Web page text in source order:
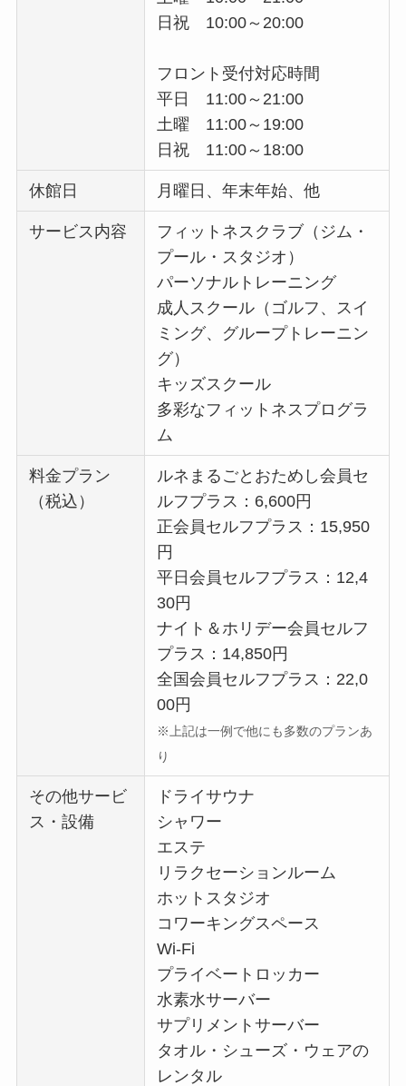
日祝 10:00～20:00
フロント受付対応時間
平日 11:00～21:00
土曜 11:00～19:00
日祝 11:00～18:00
休館日 月曜日、年末年始、他
サービス内容
フィットネスクラブ（ジム・
プール・スタジオ）
パーソナルトレーニング
成人スクール（ゴルフ、スイ
ミング、グループトレーニン
グ）
キッズスクール
多彩なフィットネスプログラ
ム
料金プラン
（税込）
ルネまるごとおためし会員セ
ルフプラス：6,600円
正会員セルフプラス：15,950
円
平日会員セルフプラス：12,4
30円
ナイト＆ホリデー会員セルフ
プラス：14,850円
全国会員セルフプラス：22,0
00円
※上記は一例で他にも多数のプランあ
り
その他サービ
ス・設備
ドライサウナ
シャワー
エステ
リラクセーションルーム
ホットスタジオ
コワーキングスペース
Wi-Fi
プライベートロッカー
水素水サーバー
サプリメントサーバー
タオル・シューズ・ウェアの
レンタル